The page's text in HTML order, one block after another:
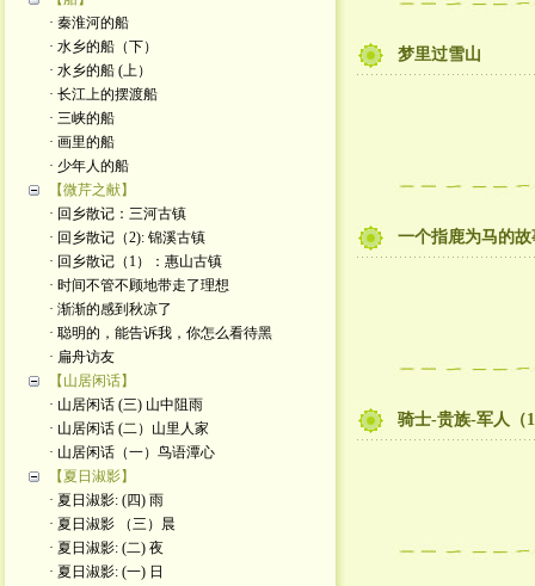
· 秦淮河的船
· 水乡的船（下）
· 水乡的船 (上）
· 长江上的摆渡船
· 三峡的船
· 画里的船
· 少年人的船
【微芹之献】
· 回乡散记：三河古镇
· 回乡散记（2): 锦溪古镇
· 回乡散记（1）：惠山古镇
· 时间不管不顾地带走了理想
· 渐渐的感到秋凉了
· 聪明的，能告诉我，你怎么看待黑
· 扁舟访友
【山居闲话】
· 山居闲话 (三) 山中阻雨
· 山居闲话 (二）山里人家
· 山居闲话（一）鸟语潭心
【夏日淑影】
· 夏日淑影: (四) 雨
· 夏日淑影 （三）晨
· 夏日淑影: (二) 夜
· 夏日淑影: (一) 日
梦里过雪山
一个指鹿为马的故
骑士-贵族-军人（